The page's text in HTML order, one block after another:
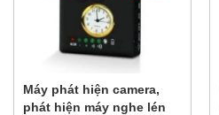
Máy phát hiện camera,
phát hiện máy nghe lén